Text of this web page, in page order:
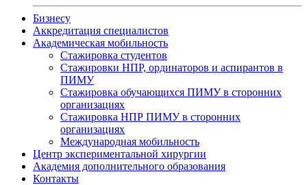
Бизнесу
Аккредитация специалистов
Академическая мобильность
Стажировка студентов
Стажировки НПР, ординаторов и аспирантов в
ПИМУ
Стажировка обучающихся ПИМУ в сторонних
организациях
Стажировка НПР ПИМУ в сторонних
организациях
Международная мобильность
Центр экспериментальной хирургии
Академия дополнительного образования
Контакты